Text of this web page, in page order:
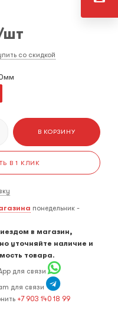
со скидкой
В КОРЗИНУ
В 1 КЛИК
понедельник -
в магазин,
уточняйте наличие и
товара.
для связи
для связи
+7 903 140 18 99